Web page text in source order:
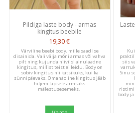
Let us know what
Be the first to
Pildiga laste body - armas
kingitus beebile
19,30 €
Värviline beebi body, mille saad ise
disainida. Vali välja mõni armas või vahva
pilt ning kujunda niiviisi ainulaadne
kingitus, millist teist ei leidu. Body on
sobiv kingitus nii katsikuks, kui ka
sünnipäevaks. Omanäoline kingitus jääb
hiljem lapsele armsaks
mälestusesemeks.
siis
Sinu
body